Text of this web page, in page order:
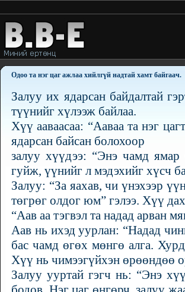
Одоо та нэг цаг ажлаа хийлгүй надтай хамт байгаач.
Залуу их ядарсан байдалтай
түүнийг хүлээж байлаа.
Хүү ааваасаа: “Ааваа та нэг
ядарсан байсан болохоор
залуу хүүдээ: “Энэ чамд
гуйж, үүнийг л мэдэхийг хүсч
Залуу: “За яахав, чи үнэхээр
төгрөг олдог юм” гэлээ. Хүү
“Аав аа тэгвэл та надад арван
Аав нь ихэд уурлан: “Надад
бас чамд өгөх мөнгө алга.
Хүү нь чимээгүйхэн өрөөндөө
Залуу ууртай гэгч нь: “Энэ